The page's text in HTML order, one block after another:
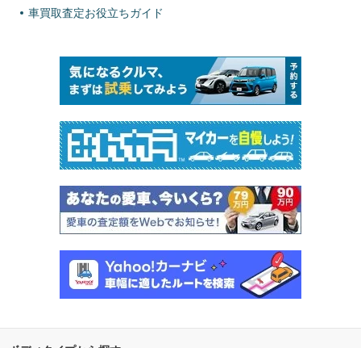
車買取査定お役立ちガイド